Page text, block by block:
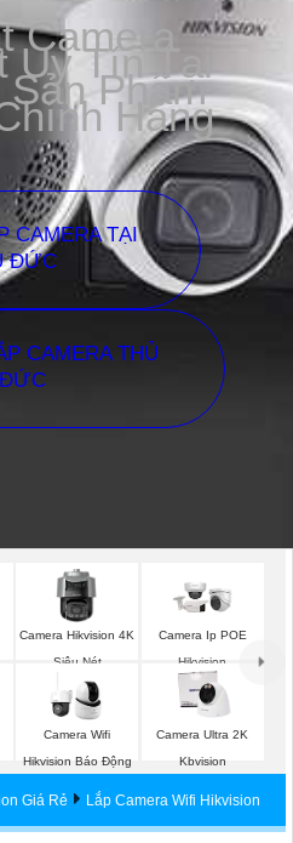
Uy Tín Tại
Phẩm
Hãng
CAMERA TẠI
ĐỨC
CAMERA THỦ
ĐỨC
Camera Hikvision 4K
Siêu Nét
Camera Ip POE
Hikvision
Camera Wifi
Hikvision Báo Động
Camera Ultra 2K
Kbvision
Giá Rẻ Lắp Camera Wifi Hikvision